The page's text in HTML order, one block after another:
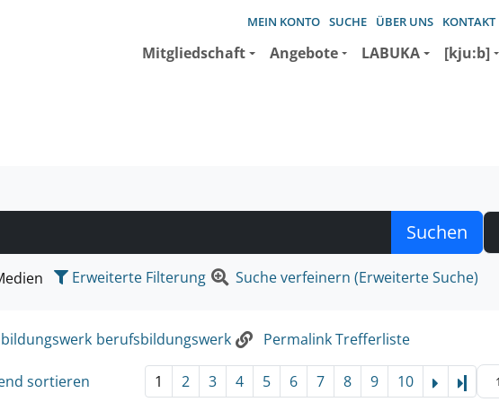
MEIN KONTO SUCHE ÜBER UNS KONTAKT
Mitgliedschaft Angebote LABUKA [kju:b]
wollen.Erweiterte Filterung Suche verfeinern (Erweiterte Suche)
berufsbildungswerk Permalink Trefferliste
sortieren 1 2 3 4 5 6 7 8 9 10